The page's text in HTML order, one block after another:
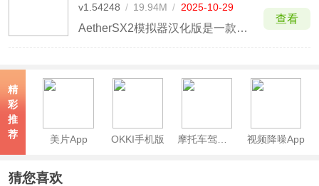
v1.54248 / 19.94M / 2025-10-29
AetherSX2模拟器汉化版是一款帮助玩家可以在手机上玩PS2游戏的模拟工具，它不仅可以能够让大家在手机上体验到PS2游戏，支持自定义手柄按键配置，更是开源且免费，没有广告和收费项目，模拟器的操作界面也是经过汉化处理，众多的游戏内容和游戏控制功能，加上简单的操作方式，可以
查看
精
彩
推
荐
美片App OKKI手机版 摩托车驾考app 视频降噪App
猜您喜欢